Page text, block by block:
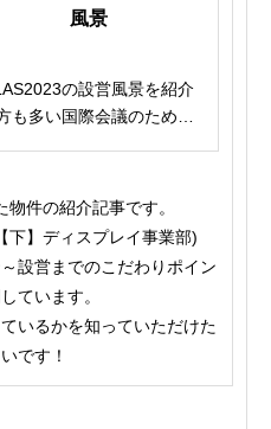
風景
の設営風景を紹介
も多い国際会議のため、
件の紹介記事です。
下】ディスプレイ事業部)
設営までのこだわりポイン
ています。
いるかを知っていただけた
です！